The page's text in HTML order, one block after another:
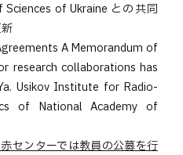
of Ukraine との共同
A Memorandum of
research collaborations has
Usikov Institute for Radio-
of National Academy of
センターでは教員の公募を行